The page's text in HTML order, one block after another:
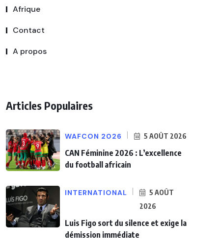
Afrique
Contact
A propos
Articles Populaires
WAFCON 2026 5 AOÛT 2026
CAN Féminine 2026 : L’excellence
du football africain
INTERNATIONAL
5 AOÛT
2026
Luis Figo sort du silence et exige la
démission immédiate